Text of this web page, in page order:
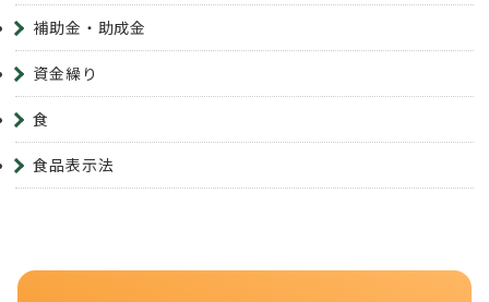
補助金・助成金
資金繰り
食
食品表示法